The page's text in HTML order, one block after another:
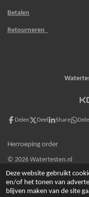
Deze website gebruikt
en/of het tonen van
blijven maken van de site
Betalen
Retourneren
Delen Deel Share
Herroeping order
© 2026 Watertesten.nl